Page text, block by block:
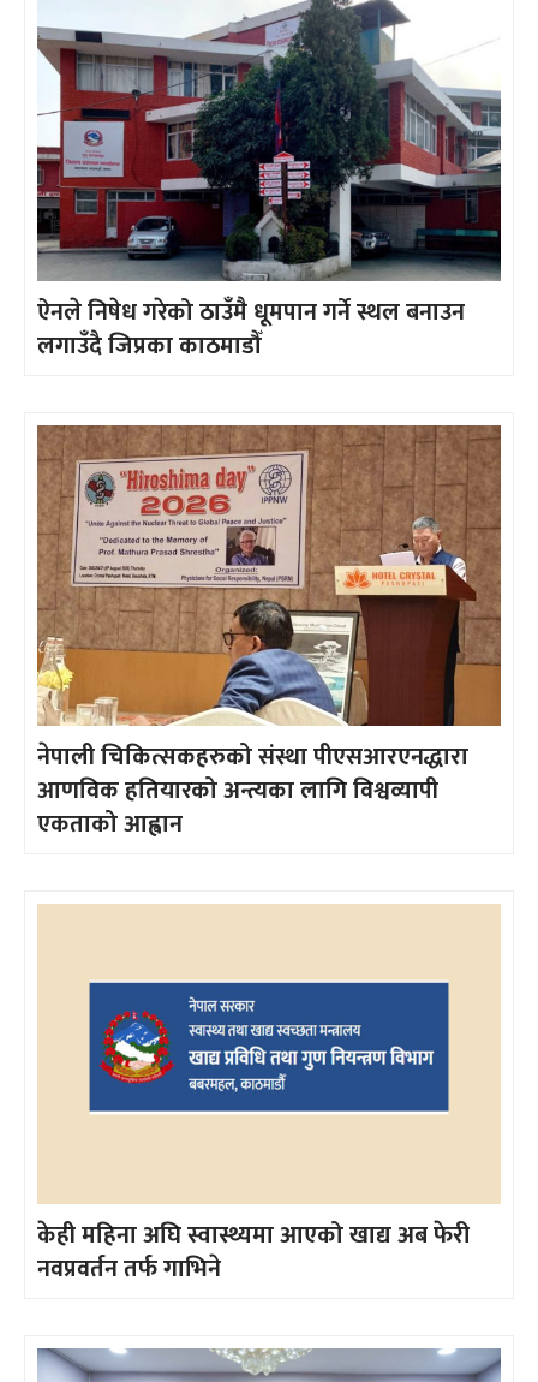
ऐनले निषेध गरेको ठाउँमै धूमपान गर्ने स्थल बनाउन
लगाउँदै जिप्रका काठमाडौँ
नेपाली चिकित्सकहरुको संस्था पीएसआरएनद्धारा
आणविक हतियारको अन्त्यका लागि विश्वव्यापी
एकताको आह्वान
केही महिना अघि स्वास्थ्यमा आएको खाद्य अब फेरी
नवप्रवर्तन तर्फ गाभिने